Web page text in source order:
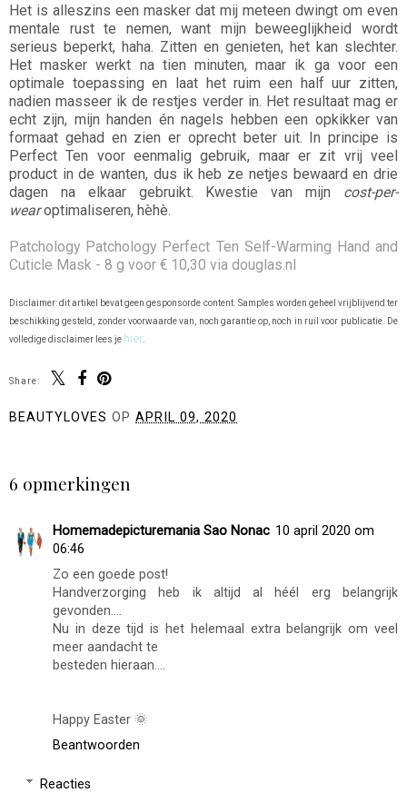
Het is alleszins een masker dat mij meteen dwingt om even
mentale rust te nemen, want mijn beweeglijkheid wordt
serieus beperkt, haha. Zitten en genieten, het kan slechter.
Het masker werkt na tien minuten, maar ik ga voor een
optimale toepassing en laat het ruim een half uur zitten,
nadien masseer ik de restjes verder in. Het resultaat mag er
echt zijn, mijn handen én nagels hebben een opkikker van
formaat gehad en zien er oprecht beter uit. In principe is
Perfect Ten voor eenmalig gebruik, maar er zit vrij veel
product in de wanten, dus ik heb ze netjes bewaard en drie
dagen na elkaar gebruikt. Kwestie van mijn cost-per-
wearoptimaliseren, hèhè.
Patchology Patchology Perfect Ten Self-Warming Hand and
Cuticle Mask - 8 g voor € 10,30 via douglas.nl
Disclaimer: dit artikel bevat geen gesponsorde content. Samples worden geheel vrijblijvend ter
beschikking gesteld, zonder voorwaarde van, noch garantie op, noch in ruil voor publicatie. De
volledige disclaimer lees je hier
Share:
BEAUTYLOVES OP APRIL 09, 2020
6 opmerkingen
Homemadepicturemania Sao Nonac 10 april 2020 om
06:46
Zo een goede post!
Handverzorging heb ik altijd al héél erg belangrijk
gevonden....
Nu in deze tijd is het helemaal extra belangrijk om veel
meer aandacht te
besteden hieraan....
Happy Easter 🌞
Beantwoorden
Reacties